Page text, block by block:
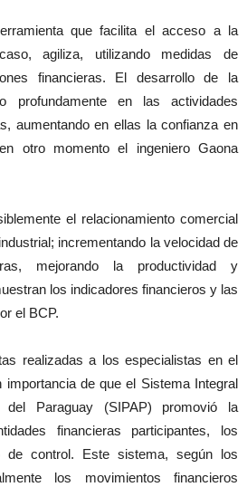
que facilita el acceso a la
agiliza, utilizando medidas de
financieras. El desarrollo de la
profundamente en las actividades
aumentando en ellas la confianza en
otro momento el ingeniero Gaona
el relacionamiento comercial
incrementando la velocidad de
mejorando la productividad y
los indicadores financieros y las
el BCP.
realizadas a los especialistas en el
de que el Sistema Integral
del Paraguay (SIPAP) promovió la
financieras participantes, los
de control. Este sistema, según los
los movimientos financieros